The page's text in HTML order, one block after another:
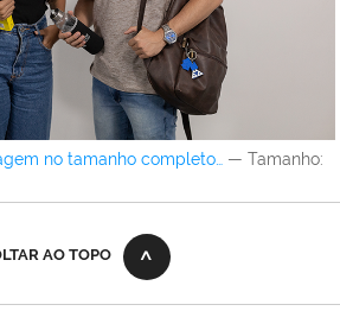
no tamanho completo… — Tamanho:
AO TOPO